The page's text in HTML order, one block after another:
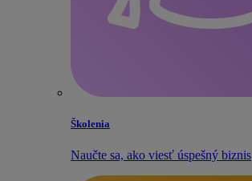
Školenia
Naučte sa, ako viesť úspešný biznis